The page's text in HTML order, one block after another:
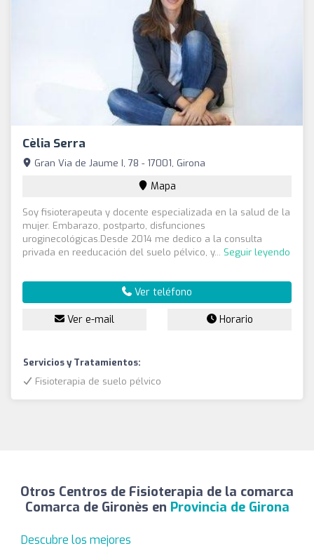
Cèlia Serra
Gran Via de Jaume I, 78 - 17001, Girona
Mapa
Soy fisioterapeuta y docente especializada en la salud de la
mujer. Embarazo, postparto, disfunciones
uroginecológicas.Desde 2014 me dedico a la consulta
privada en reeducación del suelo pélvico, y... Seguir leyendo
Ver teléfono
Ver e-mail Horario
Servicios y Tratamientos:
Fisioterapia de suelo pélvico
Otros Centros de Fisioterapia de la comarca
Comarca de Gironès en Provincia de Girona
Descubre los mejores